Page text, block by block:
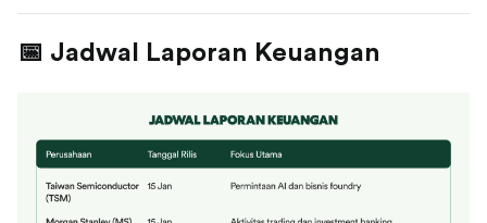
📅 Jadwal Laporan Keuangan